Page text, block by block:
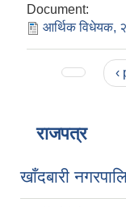
Document:
आर्थिक विधेयक,
Pages ‹
राजपत्र
खाँदबारी